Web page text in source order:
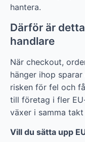
hantera.
Därför är
handlare
När checkout,
hänger ihop
risken för fel och
till företag i fler
växer i samma
Vill du sätta upp